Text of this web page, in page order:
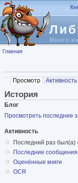
Перейти к основному
Много
Вы здесь
Главная
Главные вкладки
Просмотр (активная
Активность
История
Блог
Просмотреть последние
Активность
Последний раз был(а)
Последние cообщения
Оценённые книги
OCR